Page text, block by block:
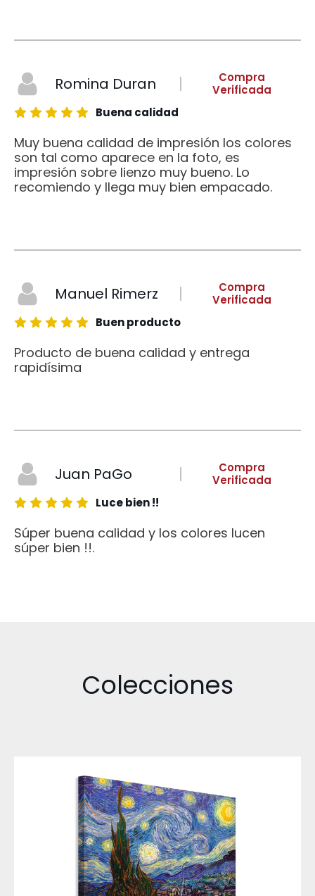
Romina Duran
Compra
Verificada
Buena calidad
Muy buena calidad de impresión los colores
son tal como aparece en la foto, es
impresión sobre lienzo muy bueno. Lo
recomiendo y llega muy bien empacado.
Manuel Rimerz
Compra
Verificada
Buen producto
Producto de buena calidad y entrega
rapidísima
Juan PaGo
Compra
Verificada
Luce bien !!
Súper buena calidad y los colores lucen
súper bien !!.
Colecciones